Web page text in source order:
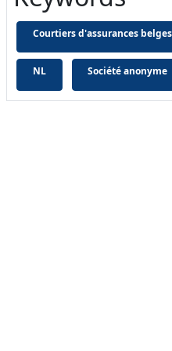
Courtiers d'assurances belges
NL Société anonyme